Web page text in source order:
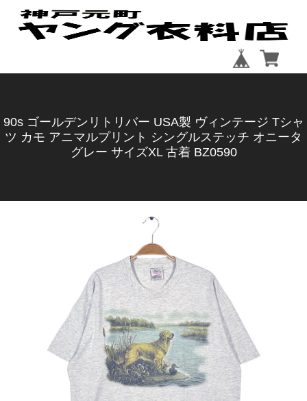
90s ゴールデンリトリバー USA製 ヴィンテージ Tシャ
ツ カモ アニマルプリント シングルステッチ オニータ
グレー サイズXL 古着 BZ0590